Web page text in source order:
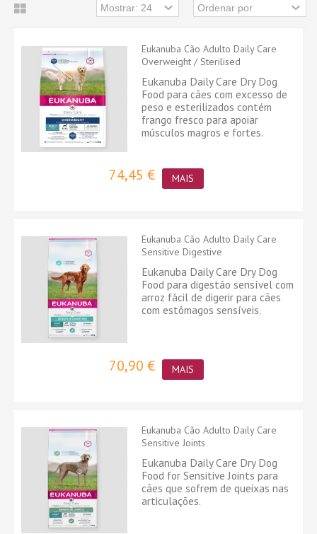
Eukanuba Cão Adulto Daily Care
Overweight / Sterilised
Eukanuba Daily Care Dry Dog
Food para cães com excesso de
peso e esterilizados contém
frango fresco para apoiar
músculos magros e fortes.
74,45 € MAIS
Eukanuba Cão Adulto Daily Care
Sensitive Digestive
Eukanuba Daily Care Dry Dog
Food para digestão sensível com
arroz fácil de digerir para cães
com estômagos sensíveis.
70,90 € MAIS
Eukanuba Cão Adulto Daily Care
Sensitive Joints
Eukanuba Daily Care Dry Dog
Food for Sensitive Joints para
cães que sofrem de queixas nas
articulações.